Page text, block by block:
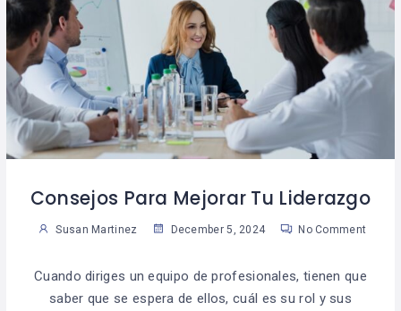
Consejos Para Mejorar Tu Liderazgo
Susan Martinez December 5, 2024 No Comment
Cuando diriges un equipo de profesionales, tienen que
saber que se espera de ellos, cuál es su rol y sus